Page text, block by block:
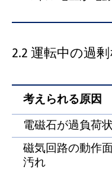
2.2 運転中の過
考えられる原因
電磁石が過負荷
磁気回路の動作
汚れ